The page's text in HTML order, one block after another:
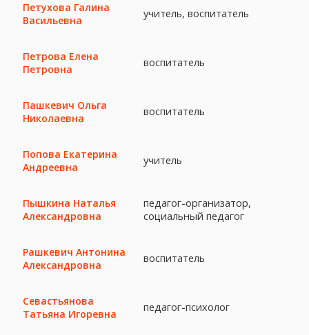
Петухова Галина
Васильевна
учитель, воспитатель
Петрова Елена
Петровна
воспитатель
Пашкевич Ольга
Николаевна
воспитатель
Попова Екатерина
Андреевна
учитель
Пышкина Наталья
Александровна
педагог-организатор,
социальный педагог
Рашкевич Антонина
Александровна
воспитатель
Севастьянова
Татьяна Игоревна
педагог-психолог